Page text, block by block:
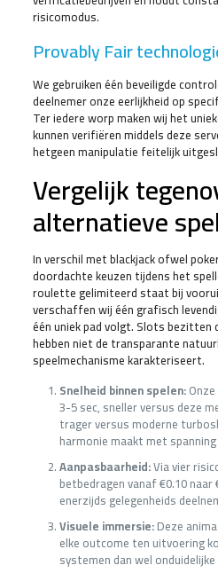
risicomodus.
Provably Fair
We gebruiken één beveiligde
deelnemer onze eerlijkheid op
Ter iedere worp maken wij het
kunnen verifiëren middels deze
hetgeen manipulatie feitelijk
Vergelijk
alternatieve
In verschil met blackjack ofwel
doordachte keuzen tijdens het
roulette gelimiteerd staat bij
verschaffen wij één grafisch
één uniek pad volgt. Slots bezitten
hebben niet de transparante
speelmechanisme karakteriseert.
Snelheid binnen spelen:
3-5 sec, sneller versus deze
trager versus moderne
harmonie maakt met
Aanpasbaarheid:Via vier
betbedragen vanaf €0.10
enerzijds gelegenheids
Visuele immersie:Deze
elke outcome ten uitvoering
systemen dan wel